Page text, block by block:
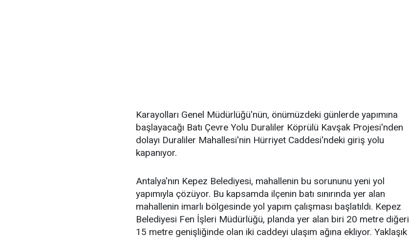
Karayolları Genel Müdürlüğü'nün, önümüzdeki günlerde yapımına
başlayacağı Batı Çevre Yolu Duraliler Köprülü Kavşak Projesi'nden
dolayı Duraliler Mahallesi'nin Hürriyet Caddesi'ndeki giriş yolu
kapanıyor.
Antalya'nın Kepez Belediyesi, mahallenin bu sorununu yeni yol
yapımıyla çözüyor. Bu kapsamda ilçenin batı sınırında yer alan
mahallenin imarlı bölgesinde yol yapım çalışması başlatıldı. Kepez
Belediyesi Fen İşleri Müdürlüğü, planda yer alan biri 20 metre diğeri
15 metre genişliğinde olan iki caddeyi ulaşım ağına ekliyor. Yaklaşık